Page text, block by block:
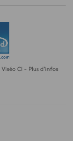
CI - Plus d'infos